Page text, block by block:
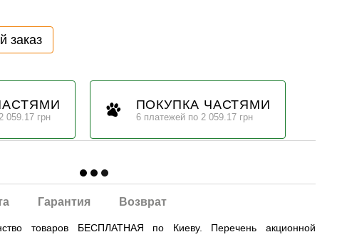
заказ
059.17 грн
ПОКУПКА ЧАСТЯМИ
6 платежей по 2 059.17 грн
Гарантия Возврат
товаров БЕСПЛАТНАЯ по Киеву. Перечень акционной